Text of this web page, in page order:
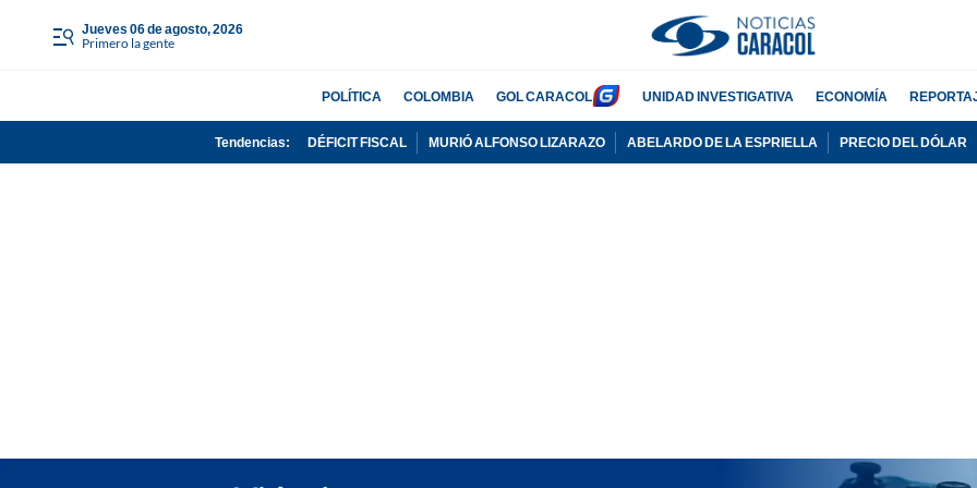
jueves 06 de agosto, 2026
Primero la gente
POLÍTICA COLOMBIA GOL CARACOL UNIDAD INVESTIGATIVA ECONOMÍA
Tendencias: DÉFICIT FISCAL MURIÓ ALFONSO LIZARAZO ABELARDO DE LA ESPRIELLA PRECIO DEL DÓLAR